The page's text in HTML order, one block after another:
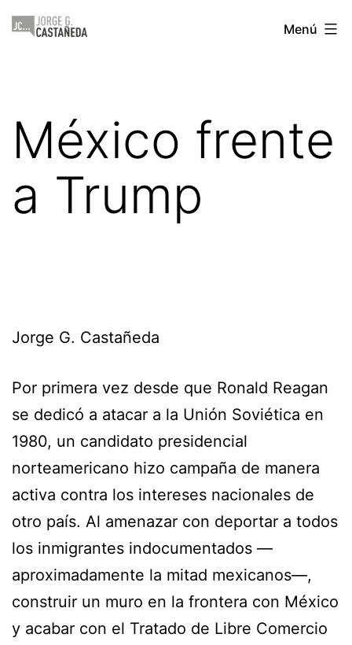
Saltar
Jorge
Menú
México frente
a Trump
Jorge G. Castañeda
Por primera vez desde que Ronald Reagan
se dedicó a atacar a la Unión Soviética en
1980, un candidato presidencial
norteamericano hizo campaña de manera
activa contra los intereses nacionales de
otro país. Al amenazar con deportar a todos
los inmigrantes indocumentados —
aproximadamente la mitad mexicanos—,
construir un muro en la frontera con México
y acabar con el Tratado de Libre Comercio